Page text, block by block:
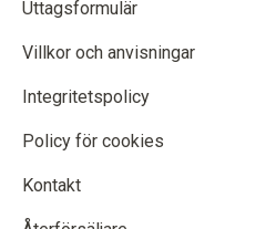
Uttagsformulär
Villkor och anvisningar
Integritetspolicy
Policy för cookies
Kontakt